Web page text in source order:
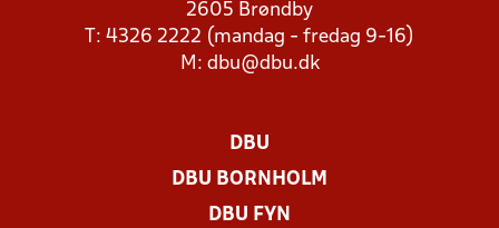
2605 Brøndby
T: 4326 2222 (mandag - fredag 9-16)
M: dbu@dbu.dk
DBU
DBU BORNHOLM
DBU FYN